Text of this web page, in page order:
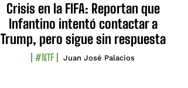
Crisis en la FIFA: Reportan que
Infantino intentó contactar a
Trump, pero sigue sin respuesta
#NTF Juan José Palacios